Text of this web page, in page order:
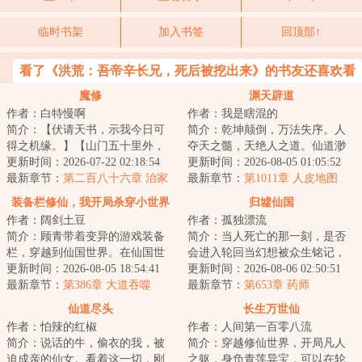
临时书架 加入书签 回顶部↑
看了《洪荒：吾帝辛长兄，死后被挖出来》的书友还喜欢看
魔修
作者：白特慢啊
简介：【伏请天书，示我今日可
得之机缘。】【山门五十里外，
碧水寒潭，有灵鱼一尾，可捕
之。】【伏请天书...
更新时间：2026-07-22 02:18:54
最新章节： 第二百八十六章 治家
当无情
渊天辟道
作者：我是瞎混的
简介：乾坤颠倒，万法失序。人
夺天之髓，天绝人之道。仙道渺
渺，永生空空，我自辟道而行，
于深渊中见永生...
更新时间：2026-08-05 01:05:52
最新章节： 第1011章 人皮地图
装备栏修仙，我开局杀穿小世界
作者：阔剑土豆
简介：顾青带着变异的游戏装备
栏，穿越到仙国世界。在仙国世
界，仙人是公司老板，组建浩瀚
虚空舰队，征战...
更新时间：2026-08-05 18:54:41
最新章节： 第386章 大道吞噬
归墟仙国
作者：孤独漂流
简介：当人死亡的那一刻，是否
会进入轮回当幻想被众生铭记，
是否能幻想成真当权贵和平民同
处，是否能继续...
更新时间：2026-08-06 02:50:51
最新章节： 第653章 药师
仙道尽头
作者：怕辣的红椒
简介：说话的牛，偷衣的我，被
迫成亲的仙女。看着这一切，刚
长生万世仙
作者：人间第一百零八流
简介：穿越修仙世界，开局凡人
之躯，身负青莲异宝，可以在轮